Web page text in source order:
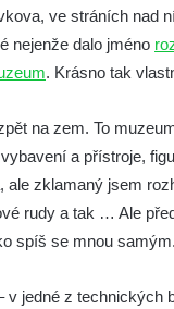
ve stráních nad
nejenže dalo jméno
. Krásno tak
na zem. To
a přístroje,
ale zklamaný jsem
rudy a tak … Ale
spíš se mnou samým.
v jedné z